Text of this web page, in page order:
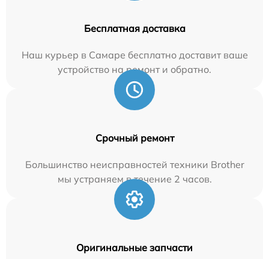
Бесплатная доставка
Наш курьер в Самаре бесплатно доставит ваше
устройство на ремонт и обратно.
Срочный ремонт
Большинство неисправностей техники Brother
мы устраняем в течение 2 часов.
Оригинальные запчасти